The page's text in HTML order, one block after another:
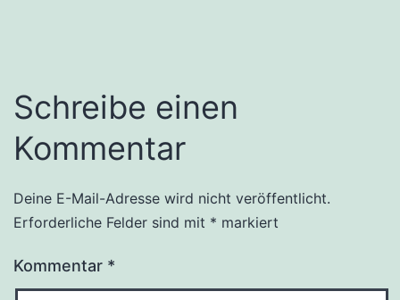
Schreibe einen
Kommentar
Deine E-Mail-Adresse wird nicht veröffentlicht.
Erforderliche Felder sind mit * markiert
Kommentar *